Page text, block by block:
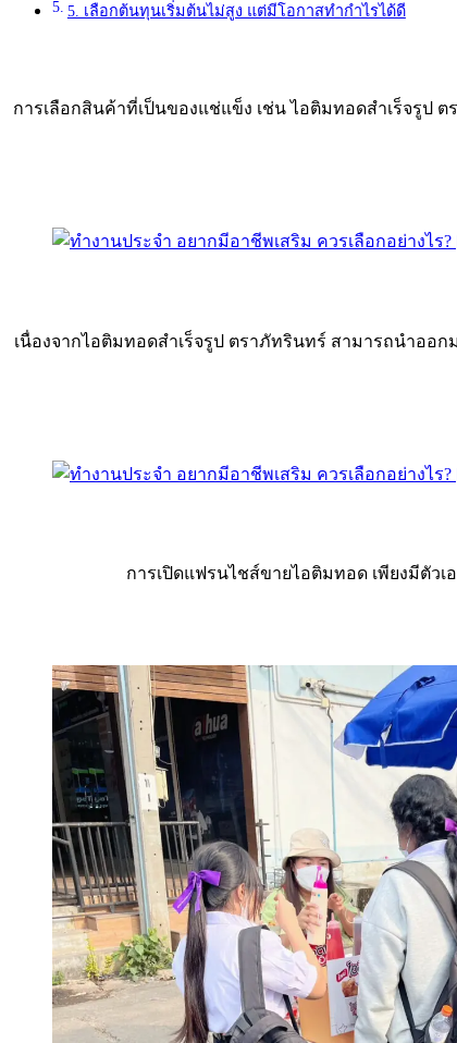
5. เลือกต้นทุนเริ่มต้นไม่สูง แต่มีโอกาสทำกำไรได้ดี
การเลือกสินค้าที่เป็นของแช่แข็ง เช่น ไอติมทอดสำเร็จรูป
เนื่องจากไอติมทอดสำเร็จรูป ตราภัทรินทร์ สามารถนำออ
การเปิดแฟรนไชส์ขายไอติมทอด เพียงมีตัว